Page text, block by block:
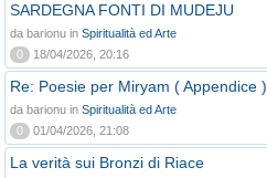
SARDEGNA FONTI DI MUDEJU
da barionu in Spiritualità ed Arte
0
18/04/2026, 20:16
Re: Poesie per Miryam ( Appendice )
da barionu in Spiritualità ed Arte
0
01/04/2026, 21:08
La verità sui Bronzi di Riace